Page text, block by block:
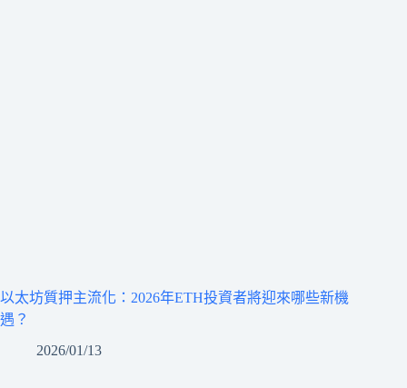
以太坊質押主流化：2026年ETH投資者將迎來哪些新機
遇？
2026/01/13